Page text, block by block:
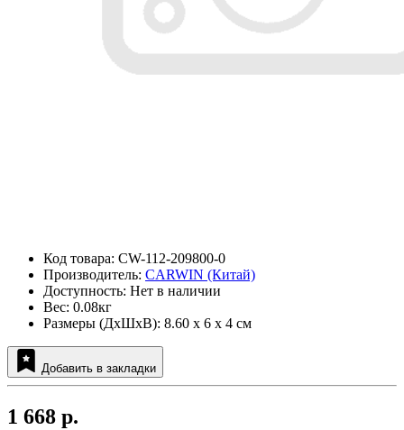
Код товара: CW-112-209800-0
Производитель: CARWIN (Китай)
Доступность: Нет в наличии
Вес: 0.08кг
Размеры (ДxШxВ): 8.60 x 6 x 4 см
Добавить в закладки
1 668 р.